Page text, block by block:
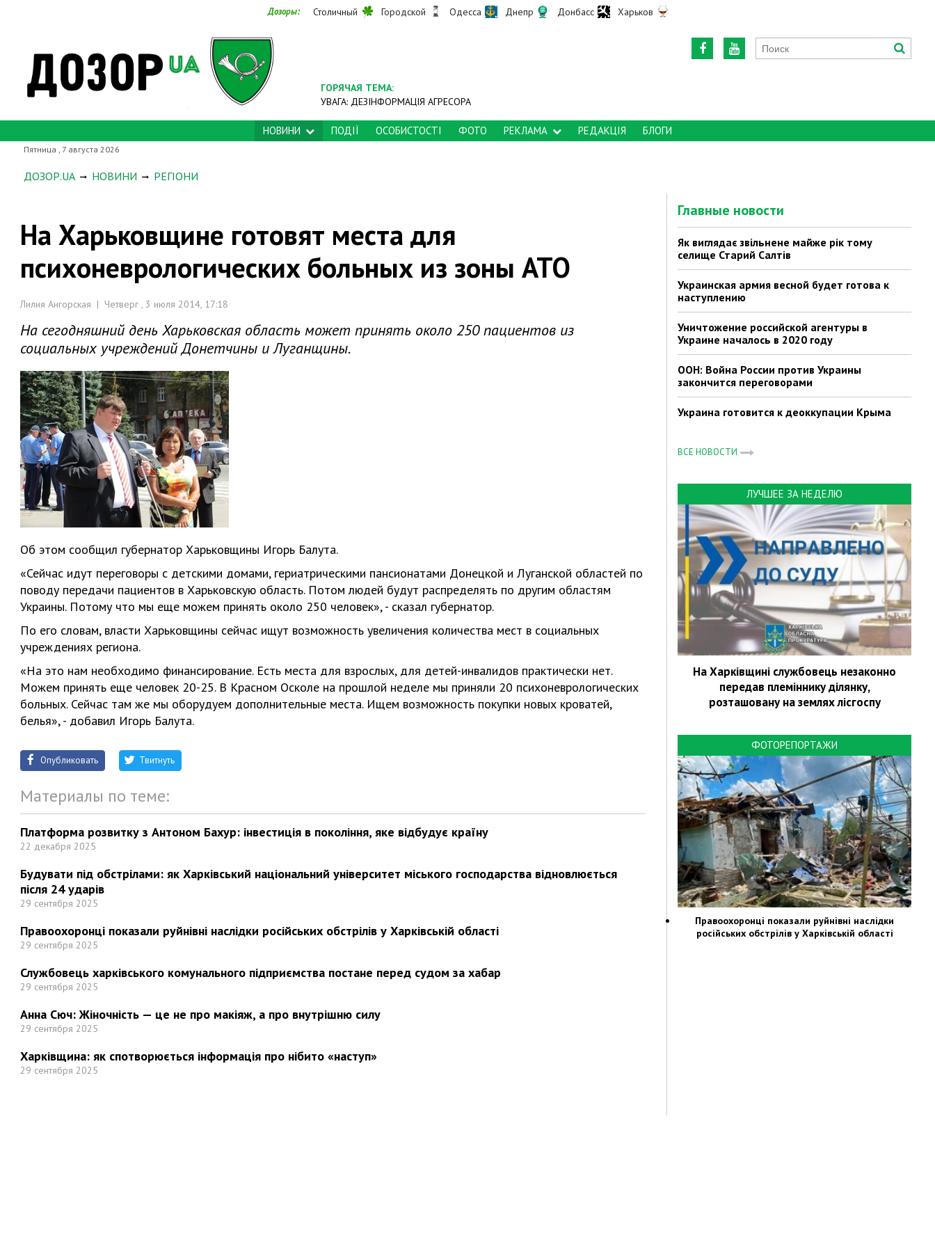
Дозоры: Столичный Городской Одесса Днепр Донбасс Харьков
ГОРЯЧАЯ ТЕМА:
УВАГА: ДЕЗІНФОРМАЦІЯ АГРЕСОРА
НОВИНИ ПОДІЇ ОСОБИСТОСТІ ФОТО РЕКЛАМА РЕДАКЦІЯ БЛОГИ
Пятница , 7 августа 2026
ДОЗОР.UA НОВИНИ РЕГІОНИ
На Харьковщине готовят места для
психоневрологических больных из зоны АТО
Лилия Ангорская | Четверг , 3 июля 2014, 17:18
На сегодняшний день Харьковская область может принять около 250 пациентов из
социальных учреждений Донетчины и Луганщины.
Об этом сообщил губернатор Харьковщины Игорь Балута.
«Сейчас идут переговоры с детскими домами, гериатрическими пансионатами Донецкой и Луганской областей по
поводу передачи пациентов в Харьковскую область. Потом людей будут распределять по другим областям
Украины. Потому что мы еще можем принять около 250 человек», - сказал губернатор.
По его словам, власти Харьковщины сейчас ищут возможность увеличения количества мест в социальных
учреждениях региона.
«На это нам необходимо финансирование. Есть места для взрослых, для детей-инвалидов практически нет.
Можем принять еще человек 20-25. В Красном Осколе на прошлой неделе мы приняли 20 психоневрологических
больных. Сейчас там же мы оборудуем дополнительные места. Ищем возможность покупки новых кроватей,
белья», - добавил Игорь Балута.
Опубликовать Твитнуть
Материалы по теме:
Платформа розвитку з Антоном Бахур: інвестиція в покоління, яке відбудує країну
22 декабря 2025
Будувати під обстрілами: як Харківський національний університет міського господарства відновлюється
після 24 ударів
29 сентября 2025
Правоохоронці показали руйнівні наслідки російських обстрілів у Харківській області
29 сентября 2025
Службовець харківського комунального підприємства постане перед судом за хабар
29 сентября 2025
Анна Сюч: Жіночність — це не про макіяж, а про внутрішню силу
29 сентября 2025
Харківщина: як спотворюється інформація про нібито «наступ»
29 сентября 2025
Главные новости
Як виглядає звільнене майже рік тому
селище Старий Салтів
Украинская армия весной будет готова к
наступлению
Уничтожение российской агентуры в
Украине началось в 2020 году
ООН: Война России против Украины
закончится переговорами
Украина готовится к деоккупации Крыма
ВСЕ НОВОСТИ
ЛУЧШЕЕ ЗА НЕДЕЛЮ
На Харківщині службовець незаконно
передав племіннику ділянку,
розташовану на землях лісгоспу
ФОТОРЕПОРТАЖИ
Правоохоронці показали руйнівні наслідки
російських обстрілів у Харківській області